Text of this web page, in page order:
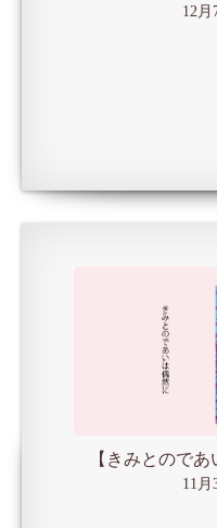
12月
【きみとので
11月